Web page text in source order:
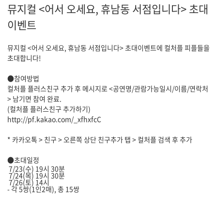
뮤지컬 <어서 오세요, 휴남동 서점입니다> 초대
이벤트
뮤지컬 <어서 오세요, 휴남동 서점입니다> 초대이벤트에 컬처플 피플들을
초대합니다!
●참여방법
컬처플 플러스친구 추가 후 메시지로 <공연명/관람가능일시/이름/연락처
> 남기면 참여 완료.
(컬처플 플러스친구 추가하기)
http://pf.kakao.com/_xfhxfcC
* 카카오톡 > 친구 > 오른쪽 상단 친구추가 탭 > 컬처플 검색 후 추가
●초대일정
7/23(수) 19시 30분
7/24(목) 19시 30분
7/26(토) 14시
- 각 5쌍(1인2매), 총 15쌍